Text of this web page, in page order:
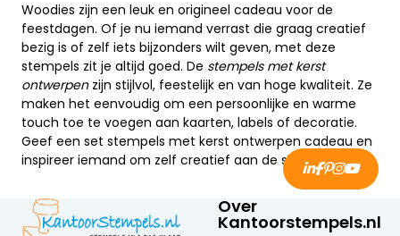
Woodies zijn een leuk en origineel cadeau voor de
feestdagen. Of je nu iemand verrast die graag creatief
bezig is of zelf iets bijzonders wilt geven, met deze
stempels zit je altijd goed. De stempels met kerst
ontwerpenzijn stijlvol, feestelijk en van hoge kwaliteit. Ze
maken het eenvoudig om een persoonlijke en warme
touch toe te voegen aan kaarten, labels of decoratie.
Geef een set stempels met kerst ontwerpen cadeau en
inspireer iemand om zelf creatief aan de slag te gaan.
Over
Kantoorstempels.nl